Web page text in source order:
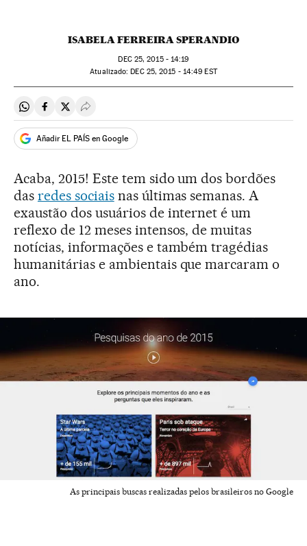
ISABELA FERREIRA SPERANDIO
DEC25, 2015 - 14:19
atualizado: DEC25, 2015 - 14:49 EST
Compartir en Whatsapp
Compartir en Facebook
Compartir en Twitter
Desplegar Redes Sociales
Añadir EL PAÍS en Google
Acaba, 2015! Este tem sido um dos bordões
das redes sociaisnas últimas semanas. A
exaustão dos usuários de internet é um
reflexo de 12 meses intensos, de muitas
notícias, informações e também tragédias
humanitárias e ambientais que marcaram o
ano.
As principais buscas realizadas pelos brasileiros no Google